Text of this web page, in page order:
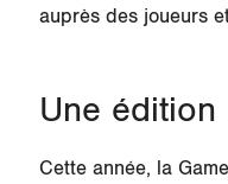
auprès des joueurs
Une édition
Cette année, la